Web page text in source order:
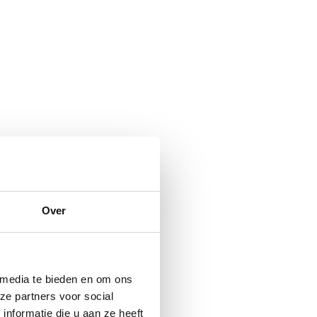
Over
te bieden en om ons
partners voor social
die u aan ze heeft
geleerd
Design